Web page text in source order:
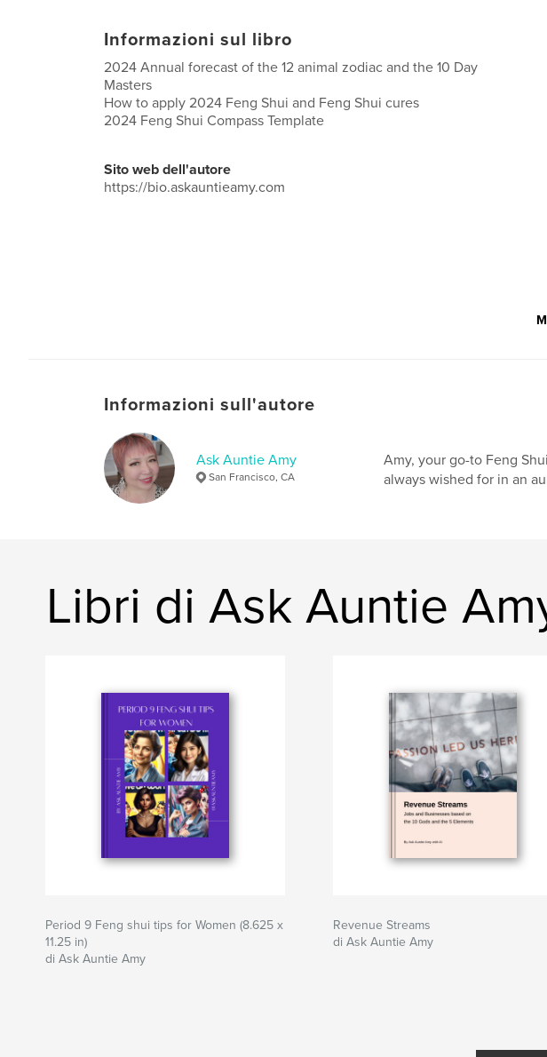
Informazioni sul libro
2024 Annual forecast of the 12 animal zodiac and the 10 Day
Masters
How to apply 2024 Feng Shui and Feng Shui cures
2024 Feng Shui Compass Template
Sito web dell'autore
https://bio.askauntieamy.com
Informazioni sull'autore
Ask Auntie Amy
San Francisco, CA
Amy, your go-to Feng
always wished for in an
Libri di Ask Auntie
Period 9 Feng shui tips for Women (8.625 x
11.25 in)
di Ask Auntie Amy
Revenue Streams
di Ask Auntie Amy